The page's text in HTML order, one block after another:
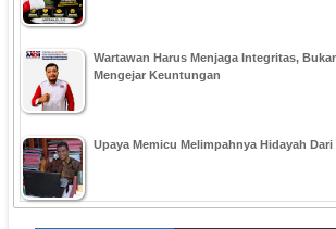
Wartawan Harus Menjaga Integritas,
Mengejar Keuntungan
Upaya Memicu Melimpahnya Hidayah Dari